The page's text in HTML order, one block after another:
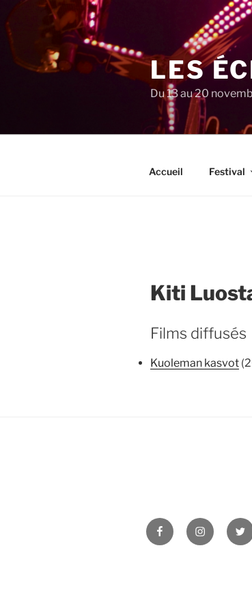
au
contenu
principal
LES
Du 13 au 20
Accueil Festival
Kiti
Films diffusés
Kuoleman kasvot
FacebookInstagram